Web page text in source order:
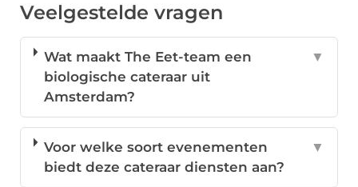
Veelgestelde vragen
Wat maakt The Eet-team een
biologische cateraar uit
Amsterdam?
▼
Voor welke soort evenementen
biedt deze cateraar diensten aan?
▼